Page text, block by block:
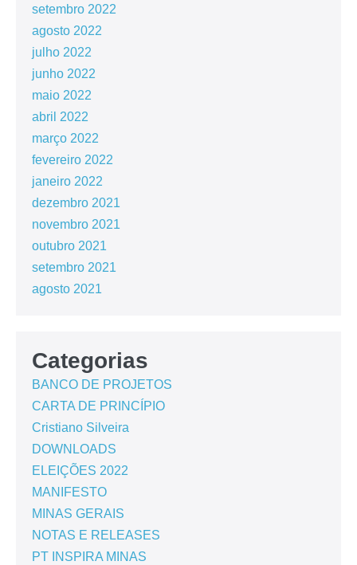
setembro 2022
agosto 2022
julho 2022
junho 2022
maio 2022
abril 2022
março 2022
fevereiro 2022
janeiro 2022
dezembro 2021
novembro 2021
outubro 2021
setembro 2021
agosto 2021
Categorias
BANCO DE PROJETOS
CARTA DE PRINCÍPIO
Cristiano Silveira
DOWNLOADS
ELEIÇÕES 2022
MANIFESTO
MINAS GERAIS
NOTAS E RELEASES
PT INSPIRA MINAS